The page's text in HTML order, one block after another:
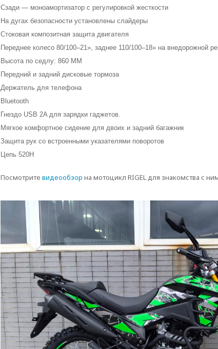
Сзади — моноамортизатор с регулировкой жесткости
На дугах безопасности установлены слайдеры
Стоковая композитная защита двигателя
Переднее колесо 80/100–21», заднее 110/100–18» на внедорожной
Высота по седлу: 860 ММ
Передний и задний дисковые тормоза
Держатель для телефона
Bluetooth
Гнездо USB 2A для зарядки гаджетов.
Мягкое комфортное сидение для двоих и задний багажник
Защита рук со встроенными указателями поворотов
Цепь 520H
Посмотрите видеообзор на мотоцикл RIGEL для знакомства с